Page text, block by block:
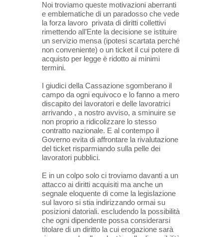
Noi troviamo queste motivazioni aberranti
e emblematiche di un paradosso che vede
la forza lavoro privata di diritti collettivi
rimettendo all’Ente la decisione se istituire
un servizio mensa (ipotesi scartata perché
non conveniente) o un ticket il cui potere di
acquisto per legge è ridotto ai minimi
termini.
I giudici della Cassazione sgomberano il
campo da ogni equivoco e lo fanno a mero
discapito dei lavoratori e delle lavoratrici
arrivando , a nostro avviso, a sminuire se
non proprio a ridicolizzare lo stesso
contratto nazionale. E al contempo il
Governo evita di affrontare la rivalutazione
del ticket risparmiando sulla pelle dei
lavoratori pubblici.
E in un colpo solo ci troviamo davanti a un
attacco ai diritti acquisiti ma anche un
segnale eloquente di come la legislazione
sul lavoro si stia indirizzando ormai su
posizioni datoriali. escludendo la possibilità
che ogni dipendente possa considerarsi
titolare di un diritto la cui erogazione sarà